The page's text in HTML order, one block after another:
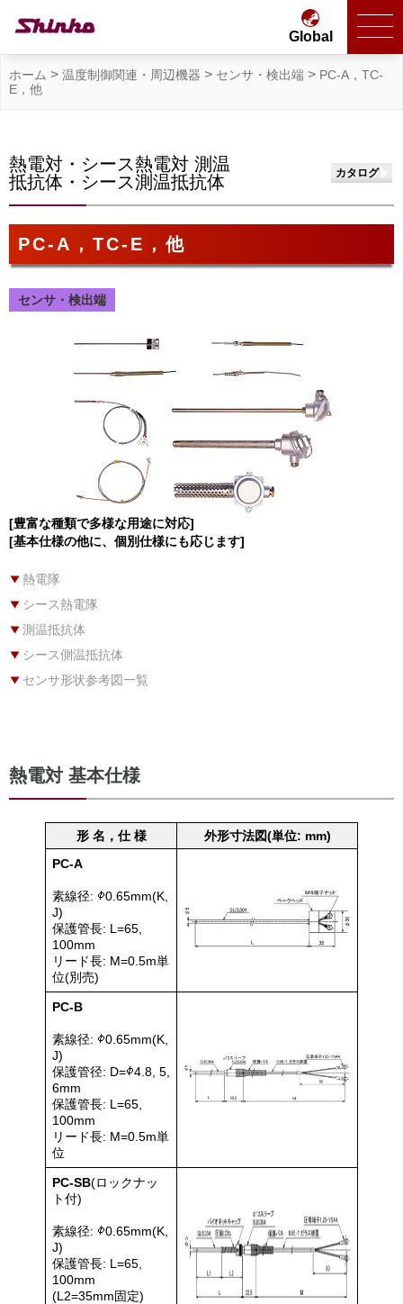
Global
ホーム > 温度制御関連・周辺機器 > センサ・検出端 > PC-A，TC-
E，他
熱電対・シース熱電対 測温
抵抗体・シース測温抵抗体
カタログ
PC-A，TC-E，他
センサ・検出端
[豊富な種類で多様な用途に対応]
[基本仕様の他に、個別仕様にも応じます]
熱電隊
シース熱電隊
測温抵抗体
シース側温抵抗体
センサ形状参考図一覧
熱電対 基本仕様
形 名，仕 様
外形寸法図(単位: mm)
PC-A
素線径:
0.65mm(K,
J)
保護管長: L=65,
100mm
リード長: M=0.5m単
位(別売)
PC-B
素線径:
0.65mm(K,
J)
保護管径: D= 4.8, 5,
6mm
保護管長: L=65,
100mm
リード長: M=0.5m単
位
PC-SB(ロックナッ
ト付)
素線径:
0.65mm(K,
J)
保護管長: L=65,
100mm
(L2=35mm固定)